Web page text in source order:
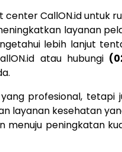
CallON.id untuk
layanan
lebih lanjut
atau hubungi
profesional, tetapi
layanan kesehatan
menuju peningkatan